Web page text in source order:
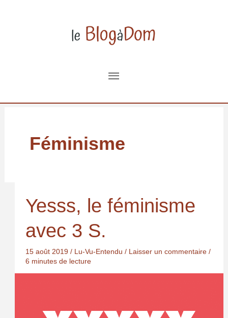
Menu
principal
Féminisme
Yesss, le féminisme
avec 3 S.
15 août 2019 / Lu-Vu-Entendu / Laisser un commentaire /
6 minutes de lecture